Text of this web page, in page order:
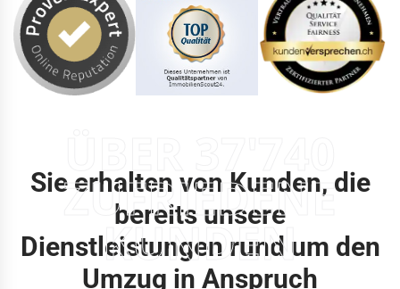
ZUFRIEDENE
KUNDEN
Sie erhalten von Kunden, die
bereits unsere
Dienstleistungen rund um den
Umzug in Anspruch